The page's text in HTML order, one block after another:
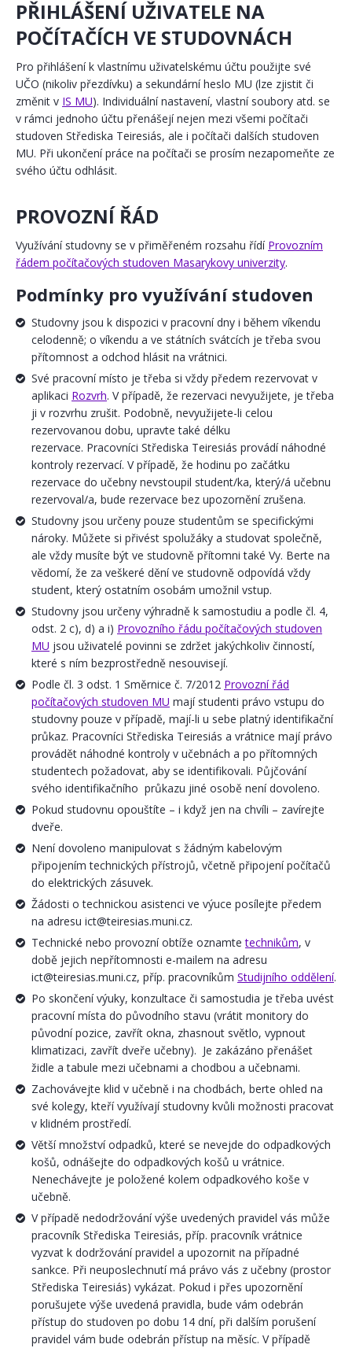
PŘIHLÁŠENÍ UŽIVATELE NA
POČÍTAČÍCH VE STUDOVNÁCH
Pro přihlášení k vlastnímu uživatelskému účtu použijte své
UČO (nikoliv přezdívku) a sekundární heslo MU (lze zjistit či
změnit v IS MU). Individuální nastavení, vlastní soubory atd. se
v rámci jednoho účtu přenášejí nejen mezi všemi počítači
studoven Střediska Teiresiás, ale i počítači dalších studoven
MU. Při ukončení práce na počítači se prosím nezapomeňte ze
svého účtu odhlásit.
PROVOZNÍ ŘÁD
Využívání studovny se v přiměřeném rozsahu řídí Provozním
řádem počítačových studoven Masarykovy univerzity.
Podmínky pro využívání studoven
Studovny jsou k dispozici v pracovní dny i během víkendu
celodenně; o víkendu a ve státních svátcích je třeba svou
přítomnost a odchod hlásit na vrátnici.
Své pracovní místo je třeba si vždy předem rezervovat v
aplikaci Rozvrh. V případě, že rezervaci nevyužijete, je třeba
ji v rozvrhu zrušit. Podobně, nevyužijete-li celou
rezervovanou dobu, upravte také délku
rezervace. Pracovníci Střediska Teiresiás provádí náhodné
kontroly rezervací. V případě, že hodinu po začátku
rezervace do učebny nevstoupil student/ka, který/á učebnu
rezervoval/a, bude rezervace bez upozornění zrušena.
Studovny jsou určeny pouze studentům se specifickými
nároky. Můžete si přivést spolužáky a studovat společně,
ale vždy musíte být ve studovně přítomni také Vy. Berte na
vědomí, že za veškeré dění ve studovně odpovídá vždy
student, který ostatním osobám umožnil vstup.
Studovny jsou určeny výhradně k samostudiu a podle čl. 4,
odst. 2 c), d) a i) Provozního řádu počítačových studoven
MU jsou uživatelé povinni se zdržet jakýchkoliv činností,
které s ním bezprostředně nesouvisejí.
Podle čl. 3 odst. 1 Směrnice č. 7/2012 Provozní řád
počítačových studoven MU mají studenti právo vstupu do
studovny pouze v případě, mají-li u sebe platný identifikační
průkaz. Pracovníci Střediska Teiresiás a vrátnice mají právo
provádět náhodné kontroly v učebnách a po přítomných
studentech požadovat, aby se identifikovali. Půjčování
svého identifikačního průkazu jiné osobě není dovoleno.
Pokud studovnu opouštíte – i když jen na chvíli – zavírejte
dveře.
Není dovoleno manipulovat s žádným kabelovým
připojením technických přístrojů, včetně připojení počítačů
do elektrických zásuvek.
Žádosti o technickou asistenci ve výuce posílejte předem
na adresu ict@teiresias.muni.cz.
Technické nebo provozní obtíže oznamtetechnikům, v
době jejich nepřítomnosti e-mailem na adresu
ict@teiresias.muni.cz, příp. pracovníkům Studijního oddělení.
Po skončení výuky, konzultace či samostudia je třeba uvést
pracovní místa do původního stavu (vrátit monitory do
původní pozice, zavřít okna, zhasnout světlo, vypnout
klimatizaci, zavřít dveře učebny). Je zakázáno přenášet
židle a tabule mezi učebnami a chodbou a učebnami.
Zachovávejte klid v učebně i na chodbách, berte ohled na
své kolegy, kteří využívají studovny kvůli možnosti pracovat
v klidném prostředí.
Větší množství odpadků, které se nevejde do odpadkových
košů, odnášejte do odpadkových košů u vrátnice.
Nenechávejte je položené kolem odpadkového koše v
učebně.
V případě nedodržování výše uvedených pravidel vás může
pracovník Střediska Teiresiás, příp. pracovník vrátnice
vyzvat k dodržování pravidel a upozornit na případné
sankce. Při neuposlechnutí má právo vás z učebny (prostor
Střediska Teiresiás) vykázat. Pokud i přes upozornění
porušujete výše uvedená pravidla, bude vám odebrán
přístup do studoven po dobu 14 dní, při dalším porušení
pravidel vám bude odebrán přístup na měsíc. V případě